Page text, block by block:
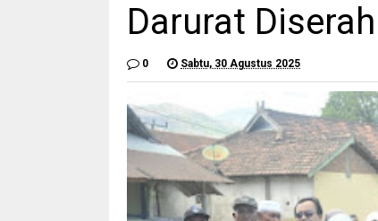
Darurat
0 Sabtu, 30 Agustus 2025